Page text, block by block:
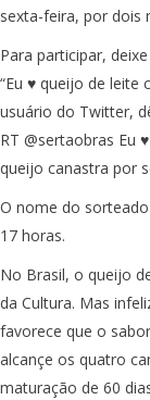
sexta-feira, por dois
Para participar,
“Eu ♥ queijo de leite
usuário do Twitter,
RT @sertaobras Eu
queijo canastra por
O nome do
17 horas.
No Brasil, o queijo
da Cultura. Mas
favorece que o
alcançe os quatro
maturação de 60